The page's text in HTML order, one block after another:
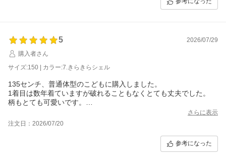
5
2026/07/29
購入者さん
サイズ:150 | カラー:7.きらきらシェル
135センチ、普通体型のこどもに購入しました。
1着目は数年着ていますが破れることもなくとても丈夫でした。
柄もとても可愛いです。
少し丈は長いですが、足首も焼けないので全く問題ありません！
さらに表示
注文日：2026/07/20
参考になった